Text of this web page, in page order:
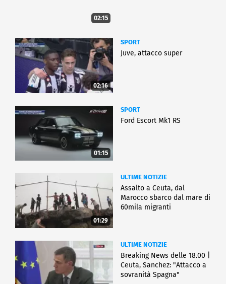
02:15
02:16
SPORT
Juve, attacco super
01:15
SPORT
Ford Escort Mk1 RS
01:29
ULTIME NOTIZIE
Assalto a Ceuta, dal
Marocco sbarco dal mare di
60mila migranti
ULTIME NOTIZIE
Breaking News delle 18.00 |
Ceuta, Sanchez: "Attacco a
sovranità Spagna"